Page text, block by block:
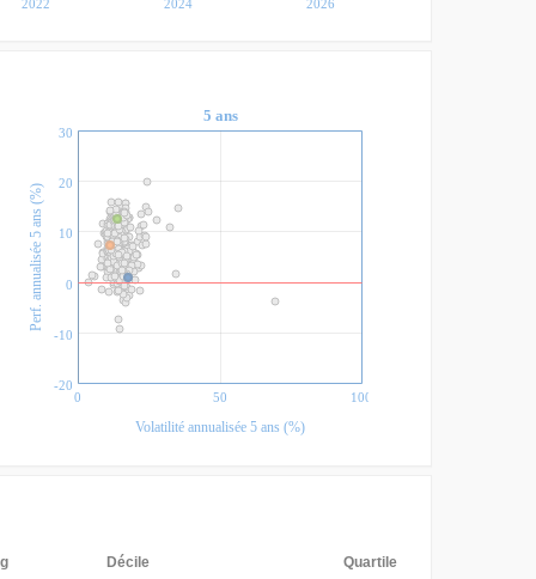
2022 2024 2026
5 ans
-20
-10
0
10
20
30
Perf. annualisée 5 ans (%)
0 50 100
Volatilité annualisée 5 ans (%)
Décile Quartile